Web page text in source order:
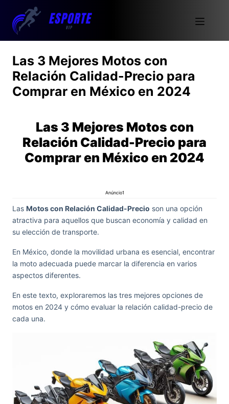
Las 3 Mejores Motos con
Relación Calidad-Precio para
Comprar en México en 2024
Las 3 Mejores Motos con
Relación Calidad-Precio para
Comprar en México en 2024
Anúncio1
Las Motos con Relación Calidad-Precio son una opción
atractiva para aquellos que buscan economía y calidad en
su elección de transporte.
En México, donde la movilidad urbana es esencial, encontrar
la moto adecuada puede marcar la diferencia en varios
aspectos diferentes.
En este texto, exploraremos las tres mejores opciones de
motos en 2024 y cómo evaluar la relación calidad-precio de
cada una.